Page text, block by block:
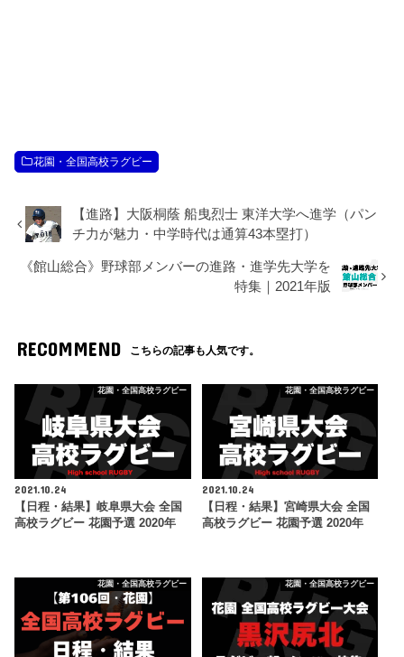
花園・全国高校ラグビー
【進路】大阪桐蔭 船曳烈士 東洋大学へ進学（パン
チ力が魅力・中学時代は通算43本塁打）
《館山総合》野球部メンバーの進路・進学先大学を
特集｜2021年版
RECOMMEND こちらの記事も人気です。
花園・全国高校ラグビー
2021.10.24
【日程・結果】岐阜県大会 全国
高校ラグビー 花園予選 2020年
花園・全国高校ラグビー
2021.10.24
【日程・結果】宮崎県大会 全国
高校ラグビー 花園予選 2020年
花園・全国高校ラグビー 花園・全国高校ラグビー